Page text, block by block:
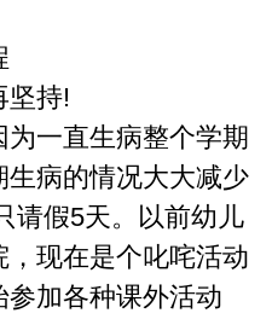
持!
一直生病整个学期
病的情况大大减少
请假5天。以前幼儿
现在是个叱咤活动
加各种课外活动